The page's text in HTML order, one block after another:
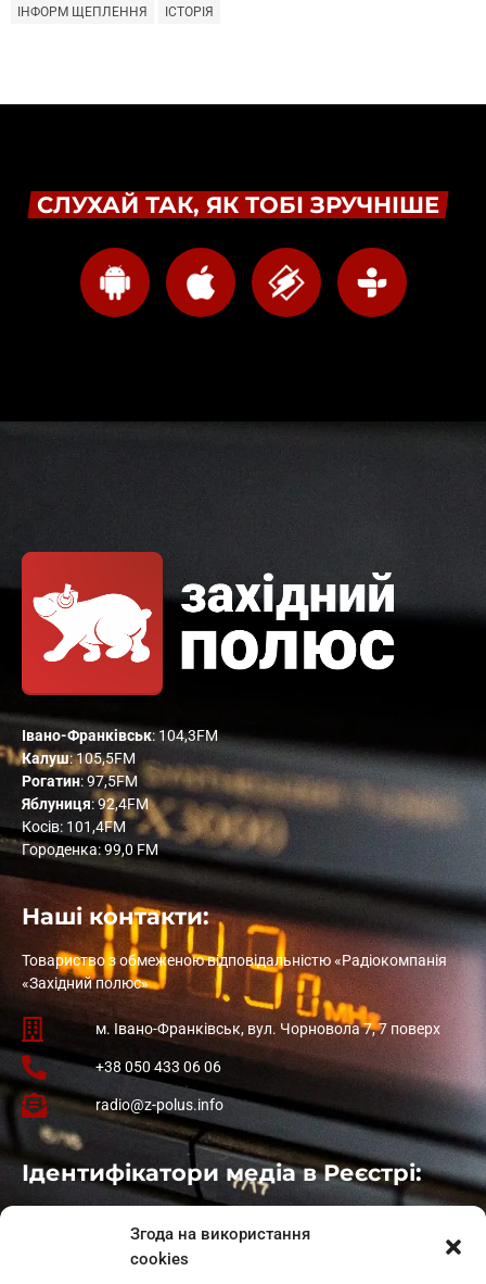
Згода на використання
cookies
ІНФОРМ ЩЕПЛЕННЯ
ІСТОРІЯ
СЛУХАЙ ТАК, ЯК ТОБІ ЗРУЧНІШЕ
Івано-Франківськ: 104,3FM
Калуш: 105,5FM
Рогатин: 97,5FM
Яблуниця: 92,4FM
Косів: 101,4FM
Городенка: 99,0 FM
Наші контакти:
Товариство з обмеженою відповідальністю «Радіокомпанія
«Західний полюс»
м. Івано-Франківськ, вул. Чорновола 7, 7 поверх
+38 050 433 06 06
radio@z-polus.info
Ідентифікатори медіа в Реєстрі:
: L11-01410
: L11-01801